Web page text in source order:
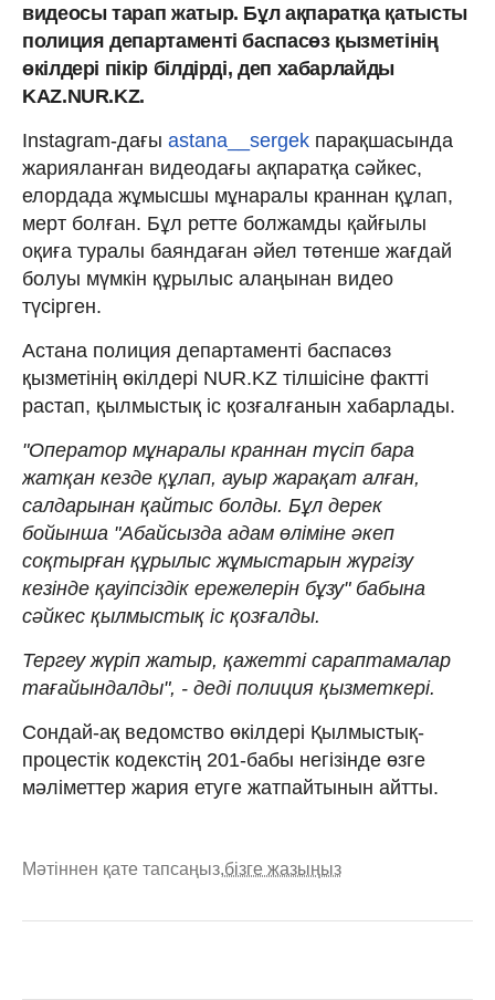
видеосы тарап жатыр. Бұл ақпаратқа қатысты
полиция департаменті баспасөз қызметінің
өкілдері пікір білдірді, деп хабарлайды
KAZ.NUR.KZ.
Instagram-дағы astana__sergek парақшасында
жарияланған видеодағы ақпаратқа сәйкес,
елордада жұмысшы мұнаралы краннан құлап,
мерт болған. Бұл ретте болжамды қайғылы
оқиға туралы баяндаған әйел төтенше жағдай
болуы мүмкін құрылыс алаңынан видео
түсірген.
Астана полиция департаменті баспасөз
қызметінің өкілдері NUR.KZ тілшісіне фактті
растап, қылмыстық іс қозғалғанын хабарлады.
"Оператор мұнаралы краннан түсіп бара
жатқан кезде құлап, ауыр жарақат алған,
салдарынан қайтыс болды. Бұл дерек
бойынша "Абайсызда адам өліміне әкеп
соқтырған құрылыс жұмыстарын жүргізу
кезінде қауіпсіздік ережелерін бұзу" бабына
сәйкес қылмыстық іс қозғалды.
Тергеу жүріп жатыр, қажетті сараптамалар
тағайындалды", - деді полиция қызметкері.
Сондай-ақ ведомство өкілдері Қылмыстық-
процестік кодекстің 201-бабы негізінде өзге
мәліметтер жария етуге жатпайтынын айтты.
Мәтіннен қате тапсаңыз,бізге жазыңыз